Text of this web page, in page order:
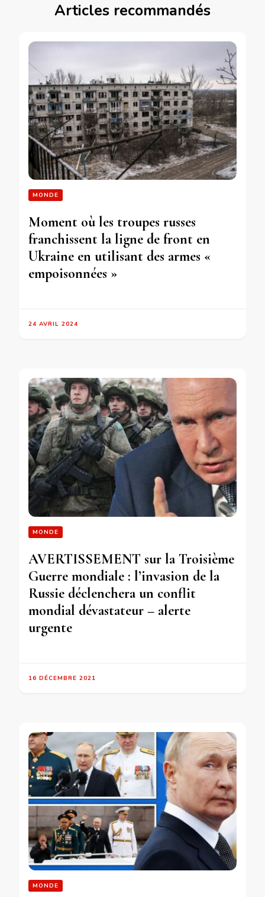
Articles recommandés
MONDE
Moment où les troupes russes
franchissent la ligne de front en
Ukraine en utilisant des armes «
empoisonnées »
24 AVRIL 2024
MONDE
AVERTISSEMENT sur la Troisième
Guerre mondiale : l’invasion de la
Russie déclenchera un conflit
mondial dévastateur – alerte
urgente
16 DÉCEMBRE 2021
MONDE